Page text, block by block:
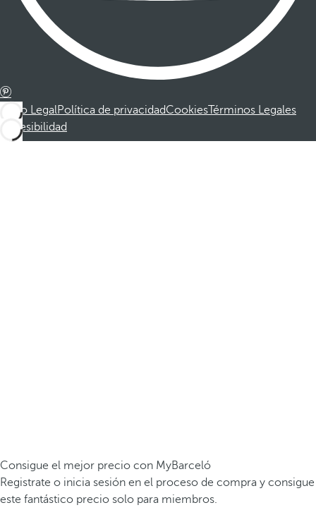
Aviso LegalPolítica de privacidadCookiesTérminos Legales
Accesibilidad
Consigue el mejor precio con MyBarceló
Registrate o inicia sesión en el proceso de compra y consigue
este fantástico precio solo para miembros.